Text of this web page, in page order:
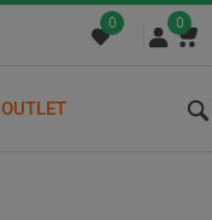
0 0
OUTLET